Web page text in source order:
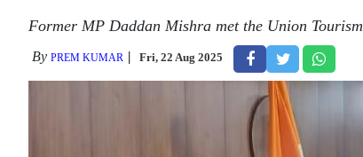
Former MP Daddan Mishra met the Union
By PREM KUMAR Fri, 22 Aug 2025